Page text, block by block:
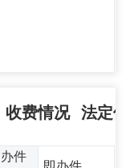
收费情况 法定
办件